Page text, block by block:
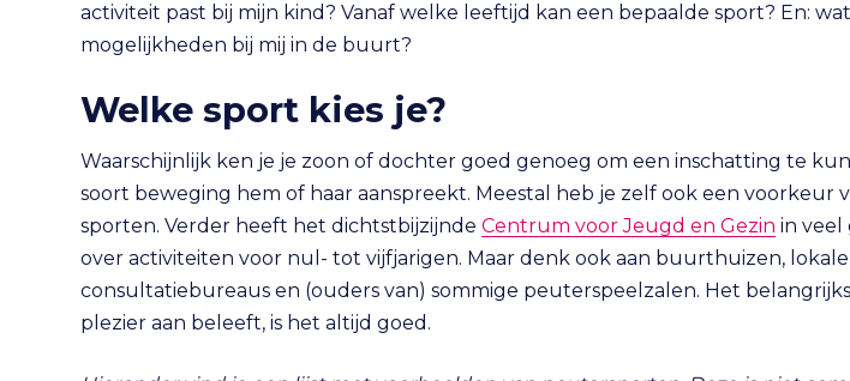
activiteit past bij mijn kind? Vanaf welke leeftijd kan een bepaalde sport? En:
mogelijkheden bij mij in de buurt?
Welke sport kies je?
Waarschijnlijk ken je je zoon of dochter goed genoeg om een inschatting te
soort beweging hem of haar aanspreekt. Meestal heb je zelf ook een voorkeur
sporten. Verder heeft het dichtstbijzijnde Centrum voor Jeugd en Gezin in veel
over activiteiten voor nul- tot vijfjarigen. Maar denk ook aan buurthuizen,
consultatiebureaus en (ouders van) sommige peuterspeelzalen. Het
plezier aan beleeft, is het altijd goed.